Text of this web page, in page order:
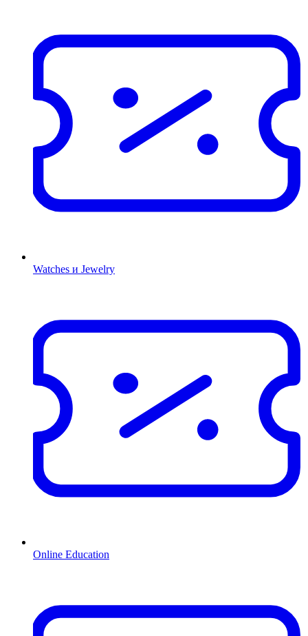
Watches и Jewelry
Online Education